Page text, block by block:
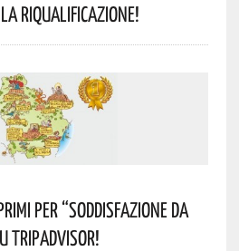
RIQUALIFICAZIONE!
PER “SODDISFAZIONE DA
TRIPADVISOR!